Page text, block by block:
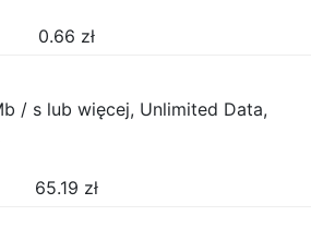
0.66 zł
/ s lub więcej, Unlimited Data,
65.19 zł